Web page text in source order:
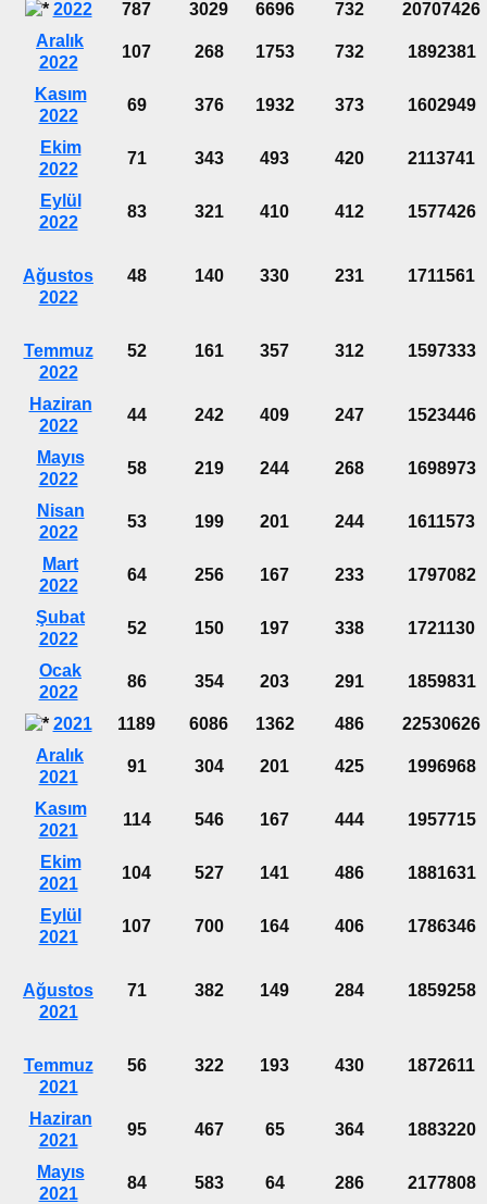
2022 787 3029 6696 732
20707426
Aralık
2022
107 268 1753 732 1892381
Kasım
2022
69 376 1932 373 1602949
Ekim
2022
71 343 493 420 2113741
Eylül
2022
83 321 410 412 1577426
Ağustos
2022
48 140 330 231 1711561
Temmuz
2022
52 161 357 312 1597333
Haziran
2022
44 242 409 247 1523446
Mayıs
2022
58 219 244 268 1698973
Nisan
2022
53 199 201 244 1611573
Mart
2022
64 256 167 233 1797082
Şubat
2022
52 150 197 338 1721130
Ocak
2022
86 354 203 291 1859831
2021 1189 6086 1362 486
22530626
Aralık
2021
91 304 201 425 1996968
Kasım
2021
114 546 167 444 1957715
Ekim
2021
104 527 141 486 1881631
Eylül
2021
107 700 164 406 1786346
Ağustos
2021
71 382 149 284 1859258
Temmuz
2021
56 322 193 430 1872611
Haziran
2021
95 467 65 364 1883220
Mayıs
2021
84 583 64 286 2177808